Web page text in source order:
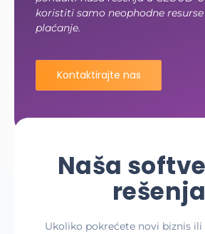
koristiti samo neophodne
plaćanje.
Kontaktirajte nas
Naša
rešenja
Ukoliko pokrećete novi biznis